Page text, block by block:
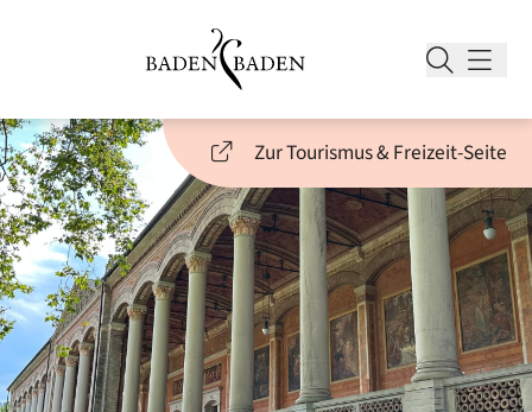
Zur Tourismus & Freizeit-Seite